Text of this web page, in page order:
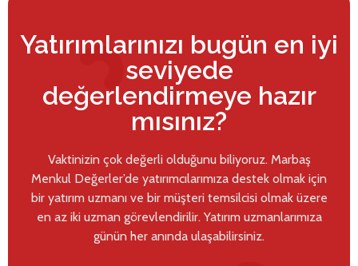
Yatırımlarınızı bugün en iyi
seviyede
değerlendirmeye hazır
mısınız?
Vaktinizin çok değerli olduğunu biliyoruz. Marbaş
Menkul Değerler’de yatırımcılarımıza destek olmak için
bir yatırım uzmanı ve bir müşteri temsilcisi olmak üzere
en az iki uzman görevlendirilir. Yatırım uzmanlarımıza
günün her anında ulaşabilirsiniz.